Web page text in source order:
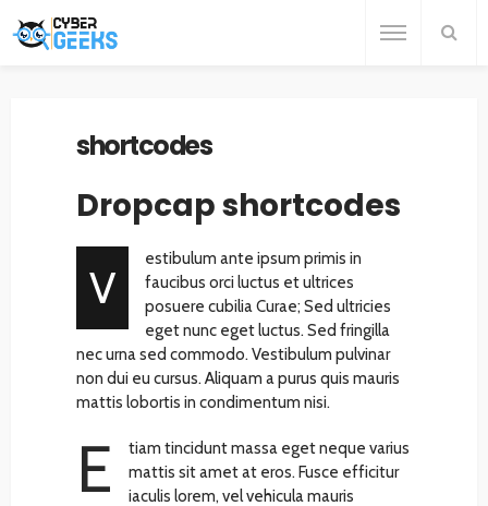
shortcodes
Dropcap shortcodes
V
estibulum ante ipsum primis in
faucibus orci luctus et ultrices
posuere cubilia Curae; Sed ultricies
eget nunc eget luctus. Sed fringilla
nec urna sed commodo. Vestibulum pulvinar
non dui eu cursus. Aliquam a purus quis mauris
mattis lobortis in condimentum nisi.
E
tiam tincidunt massa eget neque varius
mattis sit amet at eros. Fusce efficitur
iaculis lorem, vel vehicula mauris